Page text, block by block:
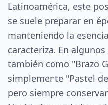
Latinoamérica, este
se suele preparar en
manteniendo la
caracteriza. En
también como "Brazo
simplemente "Pastel
pero siempre